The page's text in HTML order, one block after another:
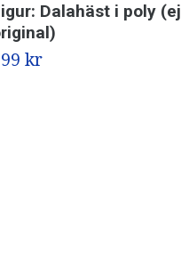
Dalahäst i poly (ej
kr